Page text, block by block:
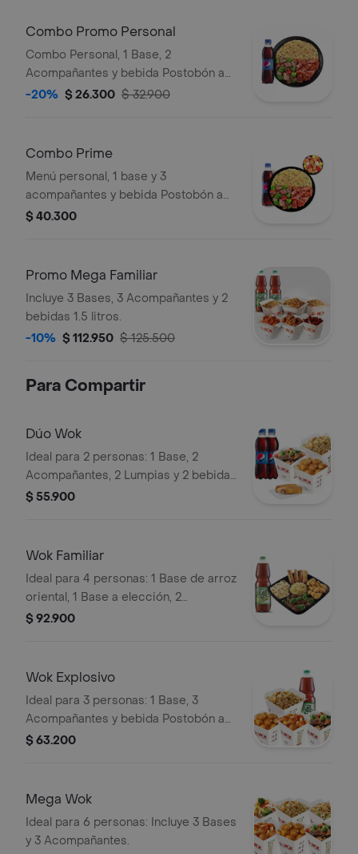
Combo Promo Personal
Combo Personal, 1 Base, 2
Acompañantes y bebida Postobón a
elección de 400ML
-20% $ 26.300 $ 32.900
Combo Prime
Menú personal, 1 base y 3
acompañantes y bebida Postobón a
elección de 400ML
$ 40.300
Promo Mega Familiar
Incluye 3 Bases, 3 Acompañantes y 2
bebidas 1.5 litros.
-10% $ 112.950 $ 125.500
Para Compartir
Dúo Wok
Ideal para 2 personas: 1 Base, 2
Acompañantes, 2 Lumpias y 2 bebidas
Postobón a elección de 400ML.
$ 55.900
Wok Familiar
Ideal para 4 personas: 1 Base de arroz
oriental, 1 Base a elección, 2
Acompañantes, 4 lumpias y una
$ 92.900
Wok Explosivo
Ideal para 3 personas: 1 Base, 3
Acompañantes y bebida Postobón a
elección de 1.5L
$ 63.200
Mega Wok
Ideal para 6 personas: Incluye 3 Bases
y 3 Acompañantes.